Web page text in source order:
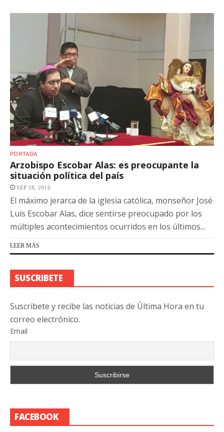
PORTADA
Arzobispo Escobar Alas: es preocupante la
situación política del país
SEP 18, 2016
El máximo jerarca de la iglesia católica, monseñor José
Luis Escobar Alas, dice sentirse preocupado por los
múltiples acontecimientos ocurridos en los últimos...
LEER MÁS
SUSCRIBETE
Suscribete y recibe las noticias de Última Hora en tu
correo electrónico.
Email
FACEBOOK